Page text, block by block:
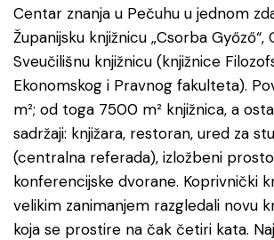
Centar znanja u Pečuhu u jednom
Županijsku knjižnicu „Csorba Győző“,
Sveučilišnu knjižnicu (knjižnice
Ekonomskog i Pravnog fakulteta).
m²; od toga 7500 m² knjižnica, a
sadržaji: knjižara, restoran, ured za
(centralna referada), izložbeni
konferencijske dvorane. Koprivnički
velikim zanimanjem razgledali novu
koja se prostire na čak četiri kata.